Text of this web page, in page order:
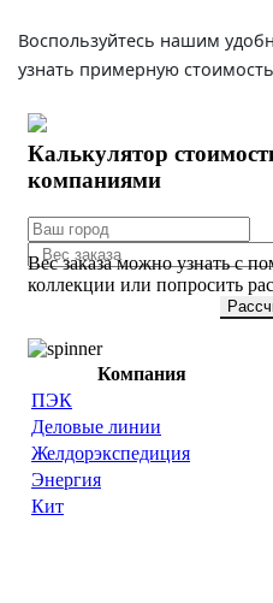
Воспользуйтесь нашим
узнать примерную